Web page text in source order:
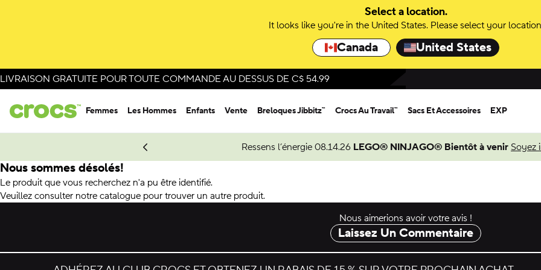
Select a location.
It looks like you're in the United States. Please select your
Canada United States
LIVRAISON GRATUITE POUR TOUTE COMMANDE AU DESSUS DE C$ 54.99
Femmes Les Hommes Enfants Vente Breloques Jibbitz™ Crocs Au Travail™ Sacs Et Accessoires EXP
Ressens l’énergie 08.14.26 LEGO® NINJAGO® Bientôt à venir Soyez
Magasinez Spider-Man
Nous sommes désolés!
Le produit que vous recherchez n'a pu être identifié.
Veuillez consulter notre catalogue pour trouver un autre produit.
Nous aimerions avoir votre avis !
Laissez Un Commentaire